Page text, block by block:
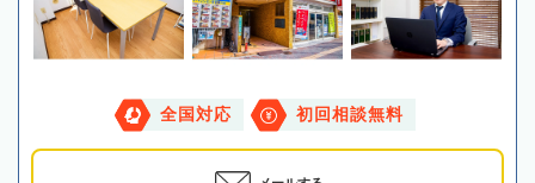
全国対応 初回相談無料